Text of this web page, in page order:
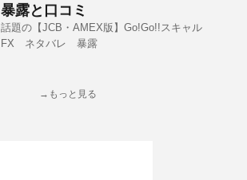
暴露と口コミ
話題の【JCB・AMEX版】Go!Go!!スキャル
FX ネタバレ 暴露
→もっと見る